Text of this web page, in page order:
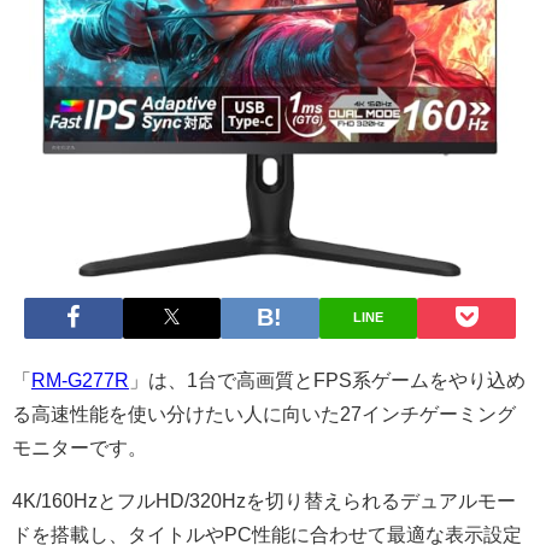
LINE
「 RM-G277R 」は、1台で高画質とFPS系ゲームをやり込め
る高速性能を使い分けたい人に向いた27インチゲーミング
モニターです。
4K/160HzとフルHD/320Hzを切り替えられるデュアルモー
ドを搭載し、タイトルやPC性能に合わせて最適な表示設定